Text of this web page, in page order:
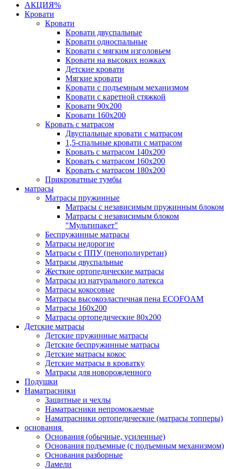
АКЦИЯ%
Кровати
Кровати
Кровати двуспальные
Кровати односпальные
Кровати с мягким изголовьем
Кровати на высоких ножках
Детские кровати
Мягкие кровати
Кровати с подъемным механизмом
Кровати с каретной стяжкой
Кровати 90х200
Кровати 160х200
Кровать с матрасом
Двуспальные кровати с матрасом
1,5-спальные кровати с матрасом
Кровать с матрасом 140х200
Кровать с матрасом 160х200
Кровать с матрасом 180х200
Прикроватные тумбы
матрасы
Матрасы пружинные
Матрасы с независимым пружинным блоком
Матрасы с независимым блоком
"Мультипакет"
Беспружинные матрасы
Матрасы недорогие
Матрасы с ППУ (пенополиуретан)
Матрасы двуспальные
Жесткие ортопедические матрасы
Матрасы из натурального латекса
Матрасы кокосовые
Матрасы высокоэластичная пена ECOFOAM
Матрасы 160х200
Матрасы ортопедические 80х200
Детские матрасы
Детские пружинные матрасы
Детские беспружинные матрасы
Детские матрасы кокос
Детские матрасы в кроватку
Матрасы для новорожденного
Подушки
Наматрасники
Защитные и чехлы
Наматрасники непромокаемые
Наматрасники ортопедические (матрасы топперы)
основания
Основания (обычные, усиленные)
Основания подъемные (с подъемным механизмом)
Основания разборные
Ламели